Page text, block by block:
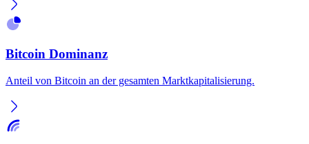
Bitcoin Dominanz
Anteil von Bitcoin an der gesamten Marktkapitalisierung.